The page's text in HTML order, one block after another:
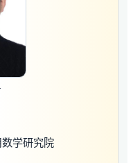
学研究院